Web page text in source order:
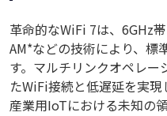
革命的なWiFi 7は、6GHz
AM*などの技術により、標
す。マルチリンクオペレー
たWiFi接続と低遅延を実現
産業用IoTにおける未知の